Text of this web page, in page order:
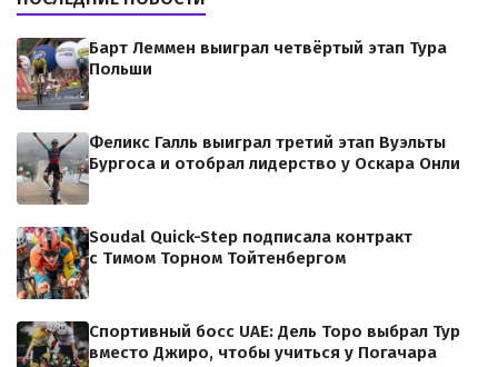
Барт Леммен выиграл четвёртый этап Тура
Польши
Феликс Галль выиграл третий этап Вуэльты
Бургоса и отобрал лидерство у Оскара Онли
Soudal Quick-Step подписала контракт
с Тимом Торном Тойтенбергом
Спортивный босс UAE: Дель Торо выбрал Тур
вместо Джиро, чтобы учиться у Погачара